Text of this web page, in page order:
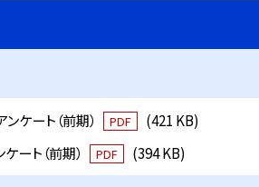
ケート（前期） PDF
(421 KB)
ート（前期）
PDF (394 KB)